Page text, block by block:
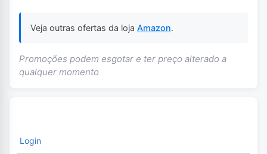
Veja outras ofertas da loja Amazon.
Promoções podem esgotar e ter preço alterado a
qualquer momento
Login